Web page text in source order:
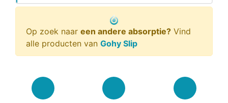
Op zoek naar een andere absorptie? Vind
alle producten van Gohy Slip